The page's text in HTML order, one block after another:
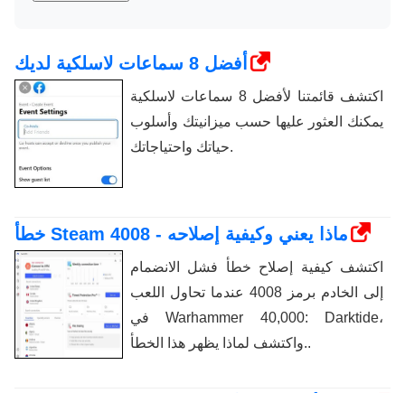
أفضل 8 سماعات لاسلكية لديك
اكتشف قائمتنا لأفضل 8 سماعات لاسلكية
يمكنك العثور عليها حسب ميزانيتك وأسلوب
حياتك واحتياجاتك.
خطأ Steam 4008 - ماذا يعني وكيفية إصلاحه
اكتشف كيفية إصلاح خطأ فشل الانضمام
إلى الخادم برمز 4008 عندما تحاول اللعب
في Warhammer 40,000: Darktide،
واكتشف لماذا يظهر هذا الخطأ..